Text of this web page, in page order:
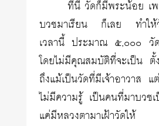
ทีนี้ วัดก็มีพระน้อย เพ
บวชมาเรียน ก็เลย ทำให้วั
เวลานี้ ประมาณ ๕,๐๐๐ วัด
โดยไม่มีคุณสมบัติที่จะเป็น ตั้ง
ถึงแม้เป็นวัดที่มีเจ้าอาวาส แ
ไม่มีความรู้ เป็นคนที่มาบวช
แค่มีหลวงตามาเฝ้าวัดให้